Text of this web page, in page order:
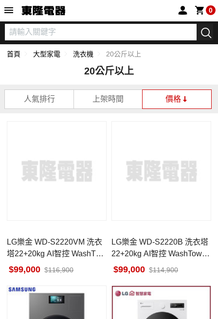
0
首頁 大型家電 洗衣機 20公斤以上
20公斤以上
人氣排行 上架時間 價格
LG樂金 WD-S2220VM 洗衣
塔22+20kg AI智控 WashTow
er 星辰銀 熱泵除濕
99,000 116,900
LG樂金 WD-S2220B 洗衣塔
22+20kg AI智控 WashTower
尊爵黑 熱泵除濕
99,000 114,900